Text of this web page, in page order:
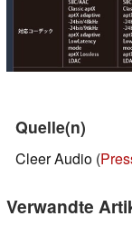
Quelle(n)
Cleer Audio (
Verwandte